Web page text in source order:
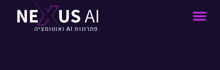
פתרונות AI ואוטומציה